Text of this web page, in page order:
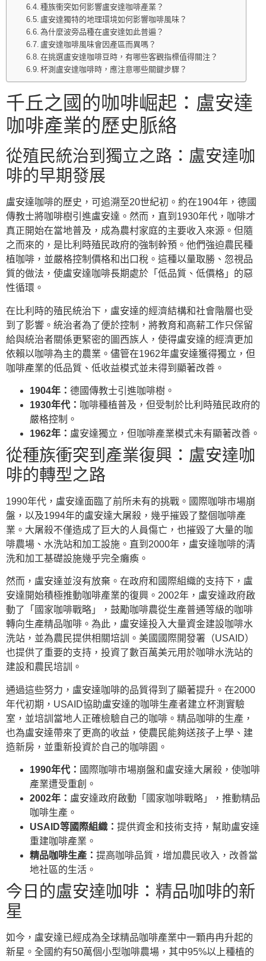
種族衝突如何影響盧安達咖啡產業？
盧安達獨特的地理環境如何影響咖啡風味？
為什麼波旁品種在盧安達如此普遍？
盧安達咖啡風味會因產區而異嗎？
在挑選盧安達咖啡豆時，有哪些客觀指標值得關注？
杯測盧安達咖啡時，應注意哪些關鍵步驟？
千丘之國的咖啡崛起：盧安達
咖啡產業的歷史脈絡
從殖民統治到獨立之路：盧安達咖
啡的早期發展
盧安達咖啡的歷史，可追溯至20世紀初。約在1904年，德國
傳教士將咖啡樹引進盧安達。然而，直到1930年代，咖啡才
真正開始在當地普及，成為農村家庭的主要收入來源。但隨
之而來的，是比利時殖民政府的強制幹預。他們強迫農民種
植咖啡，並嚴格控制價格和出口稅。這種以量取勝、忽視品
質的做法，使盧安達咖啡長期處於「低品質、低價格」的惡
性循環。
在比利時的殖民統治下，盧安達的經濟結構和社會階層也受
到了影響。統治者為了便於控制，將教育和高薪工作只保留
給與統治者關係更緊密的圖西族人，使得盧安達的經濟更加
依賴以咖啡為主的農業。儘管在1962年盧安達獲得獨立，但
咖啡產業的低品質、低收益模式並未得到顯著改善。
1904年： 德國傳教士引進咖啡樹。
1930年代： 咖啡種植普及，但受制於比利時殖民政府的
嚴格控制。
1962年： 盧安達獨立，但咖啡產業模式未有顯著改善。
從種族衝突到產業復興：盧安達咖
啡的轉型之路
1990年代，盧安達面臨了前所未有的挑戰。國際咖啡市場崩
盤，以及1994年的盧安達大屠殺，幾乎摧毀了整個咖啡產
業。大屠殺不僅造成了巨大的人員傷亡，也摧毀了大量的咖
啡農場、水洗站和加工設施。直到2000年，盧安達咖啡的清
洗和加工基礎設施幾乎完全癱瘓。
然而，盧安達並沒有放棄。在政府和國際組織的支持下，盧
安達開始積極推動咖啡產業的復興。2002年，盧安達政府啟
動了「國家咖啡戰略」，鼓勵咖啡農從生產普通等級的咖啡
轉向生產精品咖啡。為此，盧安達投入大量資金建設咖啡水
洗站，並為農民提供相關培訓。美國國際開發署（USAID）
也提供了重要的支持，投資了數百萬美元用於咖啡水洗站的
建設和農民培訓。
通過這些努力，盧安達咖啡的品質得到了顯著提升。在2000
年代初期，USAID協助盧安達的咖啡生產者建立杯測實驗
室，並培訓當地人正確檢驗自己的咖啡。精品咖啡的生產，
也為盧安達帶來了更高的收益，使農民能夠送孩子上學、建
造新房，並重新投資於自己的咖啡園。
1990年代： 國際咖啡市場崩盤和盧安達大屠殺，使咖啡
產業遭受重創。
2002年： 盧安達政府啟動「國家咖啡戰略」，推動精品
咖啡生產。
USAID等國際組織： 提供資金和技術支持，幫助盧安達
重建咖啡產業。
精品咖啡生產： 提高咖啡品質，增加農民收入，改善當
地社區的生活。
今日的盧安達咖啡：精品咖啡的新
星
如今，盧安達已經成為全球精品咖啡產業中一顆冉冉升起的
新星。全國約有50萬個小型咖啡農場，其中95%以上種植的